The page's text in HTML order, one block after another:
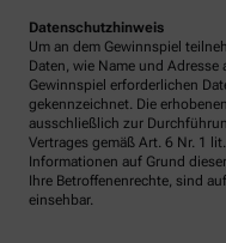
Datenschutzhinweis
Um an dem Gewinnspiel
Daten, wie Name und Adresse
Gewinnspiel erforderlichen
gekennzeichnet. Die
ausschließlich zur
Vertrages gemäß Art. 6 Nr. 1
Informationen auf Grund
Ihre Betroffenenrechte, sind
einsehbar.